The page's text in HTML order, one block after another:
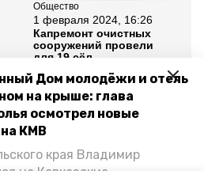
Дом молодёжи и отель
на крыше: глава
осмотрел новые
КМВ
края Владимир
на Кавказские
Общество
1 февраля 2024, 16:26
Капремонт очистных
сооружений провели
для 19 сёл
округа